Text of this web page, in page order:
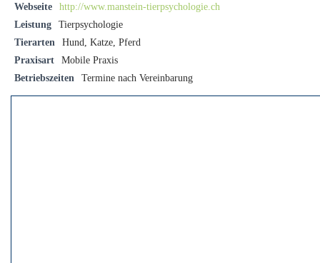
Webseite
http://www.manstein-tierpsychologie.ch
Leistung
Tierpsychologie
Tierarten
Hund, Katze, Pferd
Praxisart
Mobile Praxis
Betriebszeiten
Termine nach Vereinbarung